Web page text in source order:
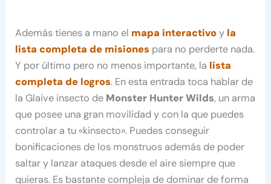
Además tienes a mano el mapa interactivoy la
lista completa de misiones para no perderte nada.
Y por último pero no menos importante, la lista
completa de logros. En esta entrada toca hablar de
la Glaive insecto de Monster Hunter Wilds, un arma
que posee una gran movilidad y con la que puedes
controlar a tu «kinsecto». Puedes conseguir
bonificaciones de los monstruos además de poder
saltar y lanzar ataques desde el aire siempre que
quieras. Es bastante compleja de dominar de forma